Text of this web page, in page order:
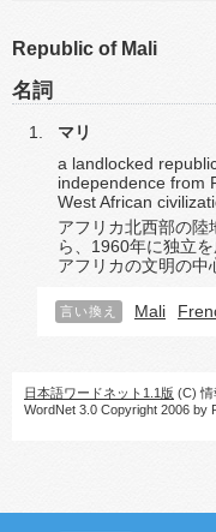
Republic of Mali
名詞
マリ
a landlocked
independence from
West African
アフリカ北西部の陸
ら、1960年に独立
アフリカの文明の中
言い換え Mali
日本語ワードネット1.1版 (C) 情
WordNet 3.0 Copyright 2006 by